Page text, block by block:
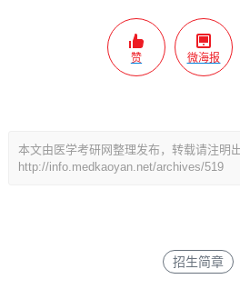
赞 微海报
本文由医学考研网整理发布，转载请注明
http://info.medkaoyan.net/archives/519
招生简章